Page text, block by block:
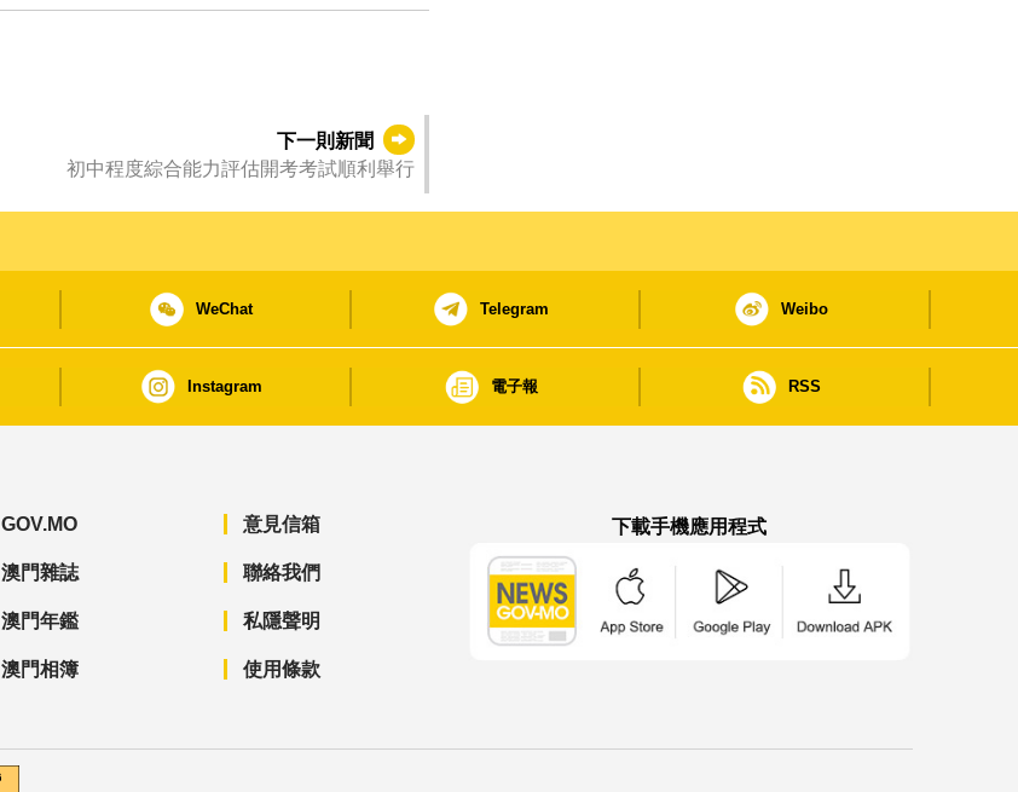
下一則新聞
初中程度綜合能力評估開考考試順利舉行
WeChat Telegram Weibo
Instagram 電子報 RSS
GOV.MO
澳門雜誌
澳門年鑑
澳門相簿
意見信箱
聯絡我們
私隱聲明
使用條款
下載手機應用程式